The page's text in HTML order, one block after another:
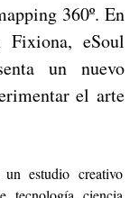
360º. En
Fixiona, eSoul
un nuevo
el arte
estudio creativo